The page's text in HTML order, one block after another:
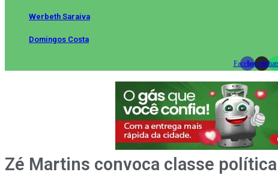
Werbeth Saraiva
Domingos Costa
FacebookInstagram
Zé Martins convoca classe